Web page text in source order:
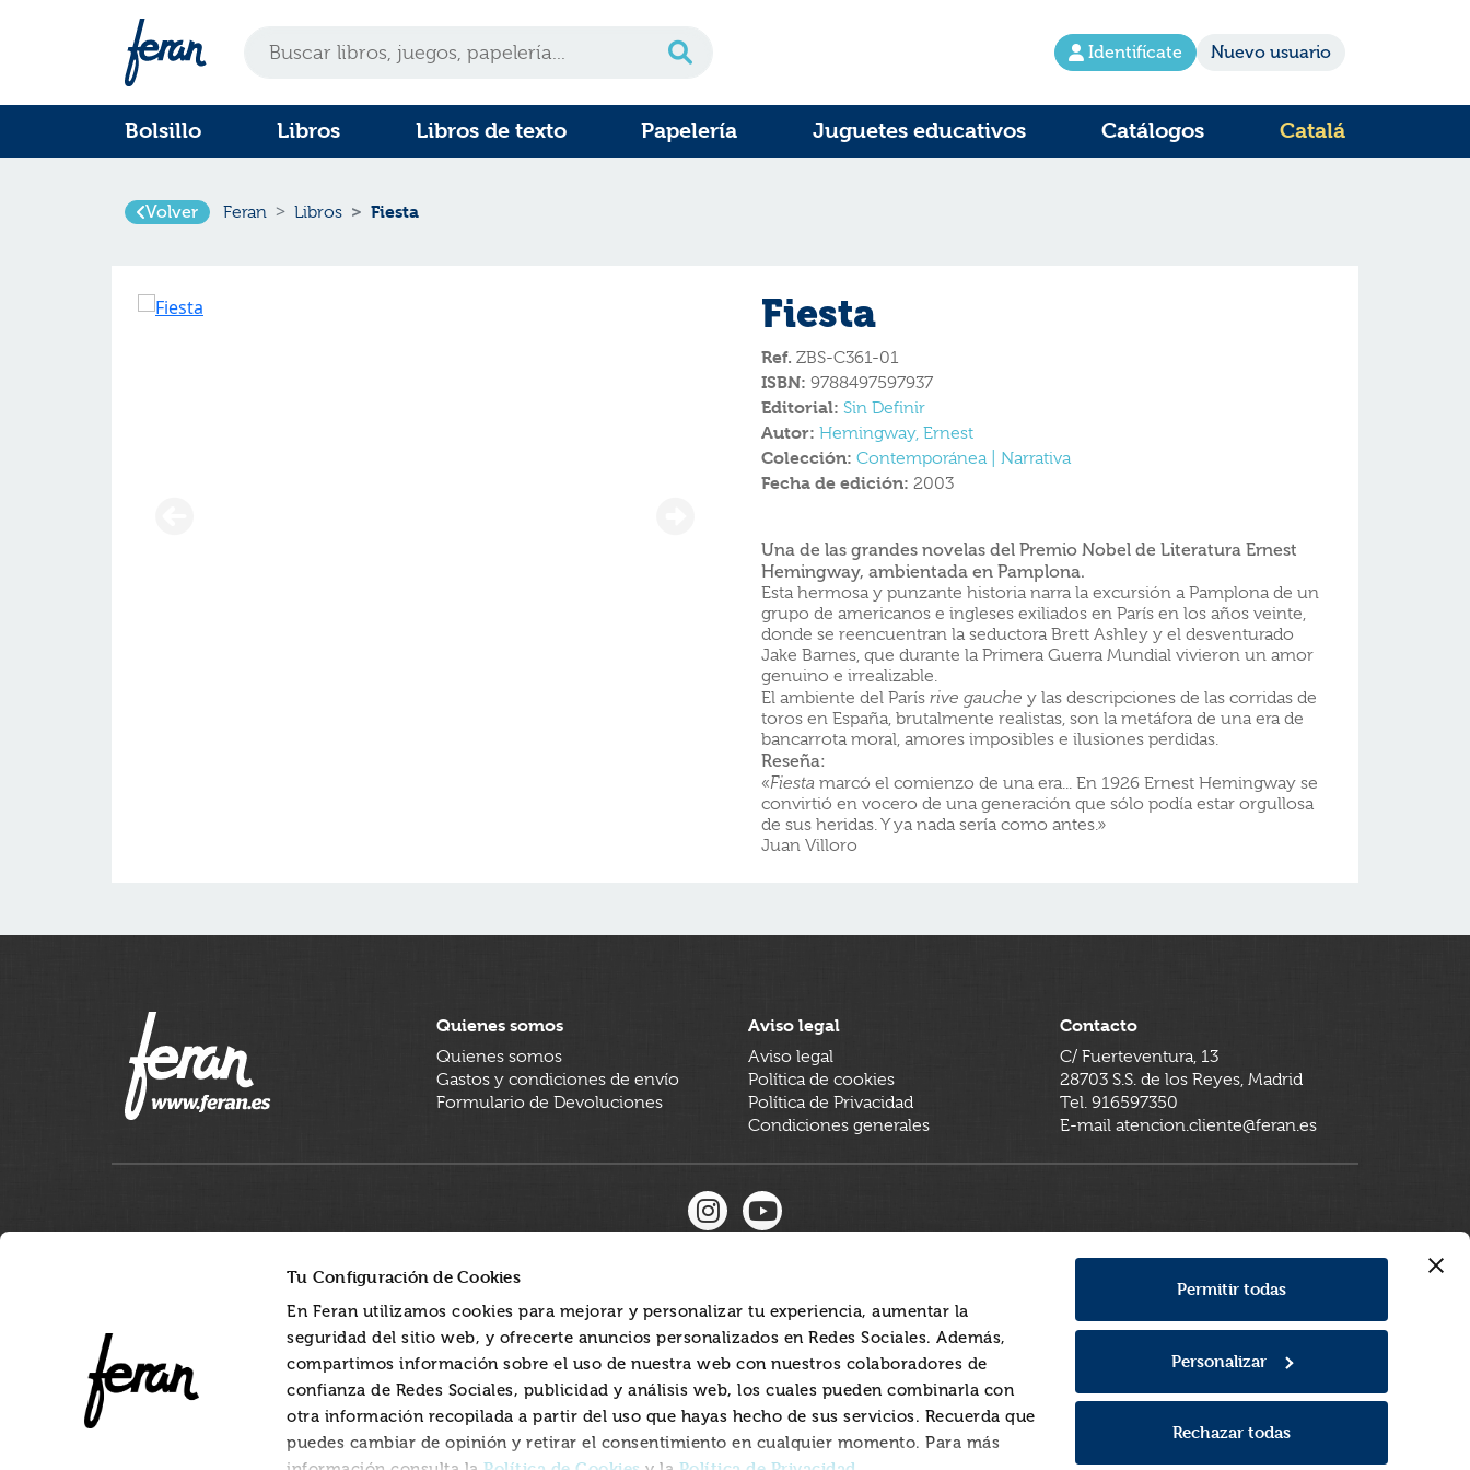
Tu Configuración de Cookies
En Feran utilizamos cookies para mejorar y personalizar tu experiencia, aumentar la
seguridad del sitio web, y ofrecerte anuncios personalizados en Redes Sociales. Además,
compartimos información sobre el uso de nuestra web con nuestros colaboradores de
confianza de Redes Sociales, publicidad y análisis web, los cuales pueden combinarla con
otra información recopilada a partir del uso que hayas hecho de sus servicios. Recuerda que
puedes cambiar de opinión y retirar el consentimiento en cualquier momento. Para más
Permitir todas
Personalizar
Rechazar todas
Identifícate Nuevo usuario
Bolsillo Libros Libros de texto Papelería Juguetes educativos Catálogos Catalá
Volver Feran Libros Fiesta
Fiesta
Ref. ZBS-C361-01
ISBN: 9788497597937
Editorial: Sin Definir
Autor: Hemingway, Ernest
Colección: Contemporánea | Narrativa
Fecha de edición: 2003
Una de las grandes novelas del Premio Nobel de Literatura Ernest
Hemingway, ambientada en Pamplona.
Esta hermosa y punzante historia narra la excursión a Pamplona de un
grupo de americanos e ingleses exiliados en París en los años veinte,
donde se reencuentran la seductora Brett Ashley y el desventurado
Jake Barnes, que durante la Primera Guerra Mundial vivieron un amor
genuino e irrealizable.
El ambiente del París rive gauche y las descripciones de las corridas de
toros en España, brutalmente realistas, son la metáfora de una era de
bancarrota moral, amores imposibles e ilusiones perdidas.
Reseña:
«Fiesta marcó el comienzo de una era... En 1926 Ernest Hemingway se
convirtió en vocero de una generación que sólo podía estar orgullosa
de sus heridas. Y ya nada sería como antes.»
Juan Villoro
Quienes somos
Quienes somos
Gastos y condiciones de envío
Formulario de Devoluciones
Aviso legal
Aviso legal
Política de cookies
Política de Privacidad
Condiciones generales
Contacto
C/ Fuerteventura, 13
28703 S.S. de los Reyes, Madrid
Tel. 916597350
E-mail atencion.cliente@feran.es